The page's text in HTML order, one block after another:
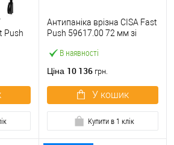
Push
В наявності
Антипаніка врізна CISA Fast
Push 59617.00 72 мм зі
Ціна 10 136 грн.
У кошик
Купити в 1 клік